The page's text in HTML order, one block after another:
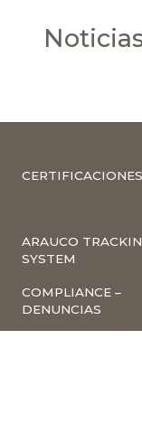
CERTIFICACIONES
ARAUCO
SYSTEM
COMPLIANCE –
DENUNCIAS